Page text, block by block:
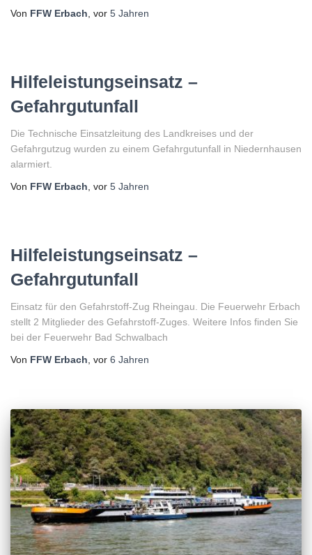
Von FFW Erbach , vor 5 Jahren
Hilfeleistungseinsatz –
Gefahrgutunfall
Die Technische Einsatzleitung des Landkreises und der
Gefahrgutzug wurden zu einem Gefahrgutunfall in Niedernhausen
alarmiert.
Von FFW Erbach , vor 5 Jahren
Hilfeleistungseinsatz –
Gefahrgutunfall
Einsatz für den Gefahrstoff-Zug Rheingau. Die Feuerwehr Erbach
stellt 2 Mitglieder des Gefahrstoff-Zuges. Weitere Infos finden Sie
bei der Feuerwehr Bad Schwalbach
Von FFW Erbach , vor 6 Jahren